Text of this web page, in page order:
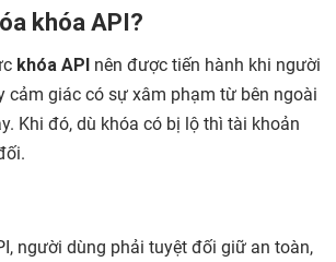
khóa API?
khóa API nên được tiến hành khi người
cảm giác có sự xâm phạm từ bên ngoài
Khi đó, dù khóa có bị lộ thì tài khoản
người dùng phải tuyệt đối giữ an toàn,